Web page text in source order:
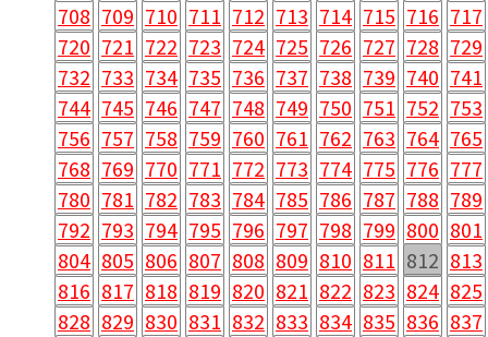
708 709 710 711 712 713 714 715 716 717
720 721 722 723 724 725 726 727 728 729
732 733 734 735 736 737 738 739 740 741
744 745 746 747 748 749 750 751 752 753
756 757 758 759 760 761 762 763 764 765
768 769 770 771 772 773 774 775 776 777
780 781 782 783 784 785 786 787 788 789
792 793 794 795 796 797 798 799 800 801
804 805 806 807 808 809 810 811 812 813
816 817 818 819 820 821 822 823 824 825
828 829 830 831 832 833 834 835 836 837